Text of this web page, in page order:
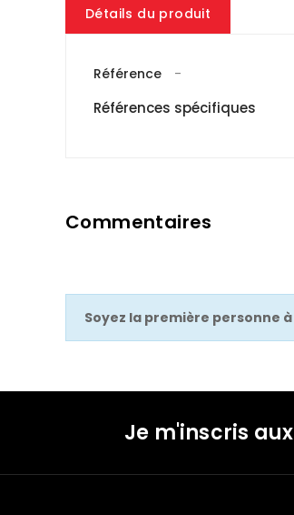
Détails du produit
Référence -
Références spécifiques
Commentaires
Soyez la première personne
Je m'inscris aux